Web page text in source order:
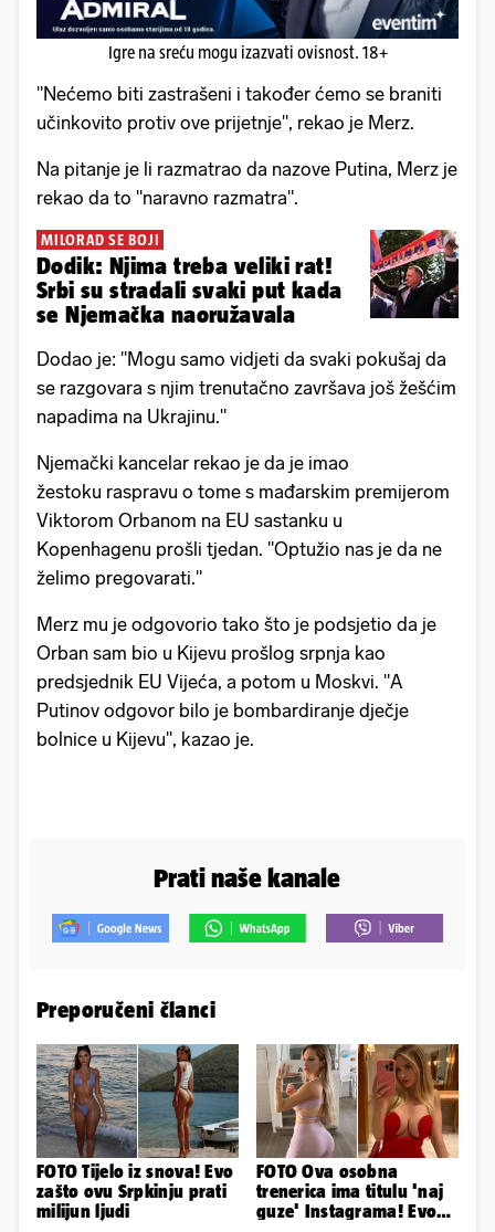
Igre na sreću mogu izazvati ovisnost. 18+
"Nećemo biti zastrašeni i također ćemo se braniti
učinkovito protiv ove prijetnje", rekao je Merz.
Na pitanje je li razmatrao da nazove Putina, Merz je
rekao da to "naravno razmatra".
MILORAD SE BOJI
Dodik: Njima treba veliki rat!
Srbi su stradali svaki put kada
se Njemačka naoružavala
Dodao je: "Mogu samo vidjeti da svaki pokušaj da
se razgovara s njim trenutačno završava još žešćim
napadima na Ukrajinu."
Njemački kancelar rekao je da je imao
žestoku raspravu o tome s mađarskim premijerom
Viktorom Orbanom na EU sastanku u
Kopenhagenu prošli tjedan. "Optužio nas je da ne
želimo pregovarati."
Merz mu je odgovorio tako što je podsjetio da je
Orban sam bio u Kijevu prošlog srpnja kao
predsjednik EU Vijeća, a potom u Moskvi. "A
Putinov odgovor bilo je bombardiranje dječje
bolnice u Kijevu", kazao je.
Prati naše kanale
Preporučeni članci
FOTO Tijelo iz snova! Evo
zašto ovu Srpkinju prati
milijun ljudi
FOTO Ova osobna
trenerica ima titulu 'naj
guze' Instagrama! Evo